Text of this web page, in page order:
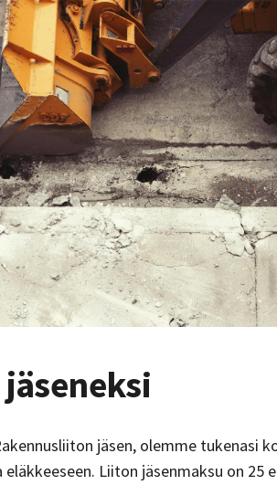
jäsen, olemme tukenasi
Liiton jäsenmaksu on 25